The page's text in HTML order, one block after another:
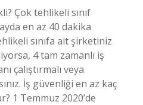
Çok tehlikeli sınıf
en az 40 dakika
sınıfa ait şirketiniz
4 tam zamanlı iş
çalıştırmalı veya
İş güvenliği en az kaç
1 Temmuz 2020’de